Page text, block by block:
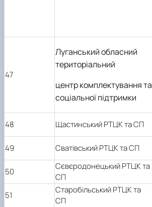
47
Луганський обласний
територіальний
центр комплектування та
соціальної підтримки
48 Щастинський РТЦК та СП
49 Сватівський РТЦК та СП
50
Сєвєродонецький РТЦК та
СП
51
Старобільський РТЦК та
СП